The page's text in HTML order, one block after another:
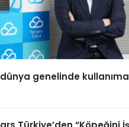
genelinde kullanıma